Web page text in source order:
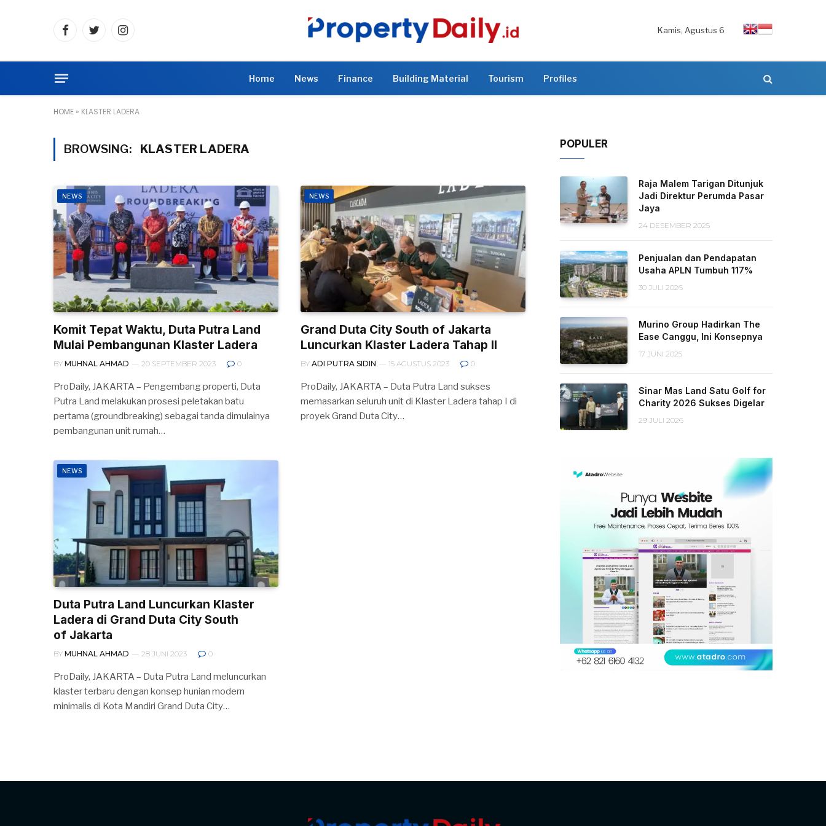
FacebookTwitterInstagram
Kamis, Agustus 6
Home News Finance Building Material Tourism Profiles
HOME » KLASTER LADERA
BROWSING: KLASTER LADERA
NEWS
Komit Tepat Waktu, Duta Putra Land
Mulai Pembangunan Klaster Ladera
BY MUHNAL AHMAD 20 SEPTEMBER 2023 0
ProDaily, JAKARTA – Pengembang properti, Duta
Putra Land melakukan prosesi peletakan batu
pertama (groundbreaking) sebagai tanda dimulainya
pembangunan unit rumah…
NEWS
Grand Duta City South of Jakarta
Luncurkan Klaster Ladera Tahap II
BY ADI PUTRA SIDIN 15 AGUSTUS 2023 0
ProDaily, JAKARTA – Duta Putra Land sukses
memasarkan seluruh unit di Klaster Ladera tahap I di
proyek Grand Duta City…
NEWS
Duta Putra Land Luncurkan Klaster
Ladera di Grand Duta City South
of Jakarta
BY MUHNAL AHMAD 28 JUNI 2023 0
ProDaily, JAKARTA – Duta Putra Land meluncurkan
klaster terbaru dengan konsep hunian modern
minimalis di Kota Mandiri Grand Duta City…
POPULER
Raja Malem Tarigan Ditunjuk
Jadi Direktur Perumda Pasar
Jaya
24 DESEMBER 2025
Penjualan dan Pendapatan
Usaha APLN Tumbuh 117%
30 JULI 2026
Murino Group Hadirkan The
Ease Canggu, Ini Konsepnya
17 JUNI 2025
Sinar Mas Land Satu Golf for
Charity 2026 Sukses Digelar
29 JULI 2026